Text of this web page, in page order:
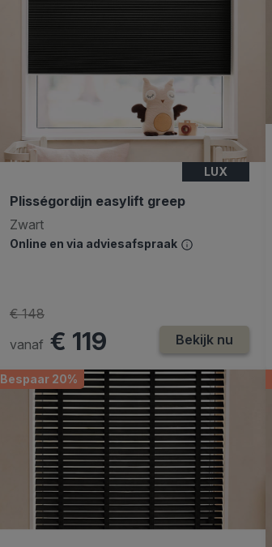
LUX
Plisségordijn easylift greep
Zwart
Online en via adviesafspraak
vanaf € 119
€ 148
Bekijk nu
Bespaar 20%